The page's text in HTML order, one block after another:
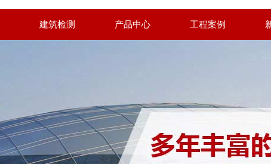
建筑检测 产品中心 工程案例